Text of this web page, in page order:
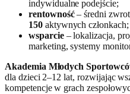
indywidualne podejście;
rentowność– średni
150aktywnych członkach;
wsparcie– lokalizacja,
marketing, systemy
Akademia Młodych
dla dzieci 2–12 lat, rozwijając
kompetencje w grach